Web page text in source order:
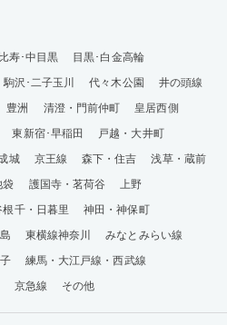
寿･中目黒
目黒･白金高輪
駒沢･二子玉川 代々木公園
井の頭線
豊洲 清澄・門前仲町
皇居西側
東新宿･早稲田
戸越・大井町
城 京王線 森下・住吉
浅草・蔵前
袋 護国寺・茗荷谷
上野
根千・日暮里
神田・神保町
東横線神奈川
みなとみらい線
練馬・大江戸線・西武線
京急線 その他